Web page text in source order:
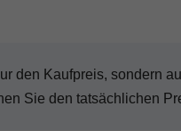
den Kaufpreis, sondern
Sie den tatsächlichen